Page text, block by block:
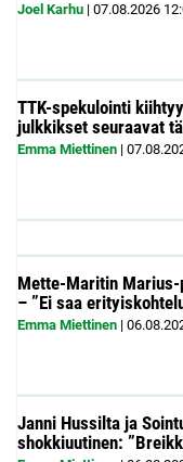
Joel Karhu | 07.08.2026
TTK-spekulointi
julkkikset seuraavat
Emma Miettinen |
Mette-Maritin
– ”Ei saa
Emma Miettinen |
Janni Hussilta ja
shokkiuutinen: